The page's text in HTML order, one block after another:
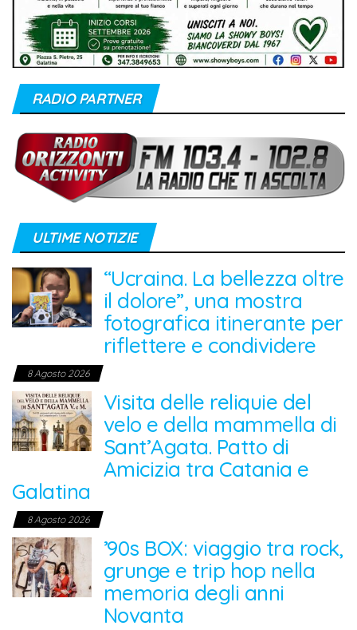
RADIO PARTNER
ULTIME NOTIZIE
“Ucraina. La bellezza oltre
il dolore”, una mostra
fotografica itinerante per
riflettere e condividere
8 Agosto 2026
Visita delle reliquie del
velo e della mammella di
Sant’Agata. Patto di
Amicizia tra Catania e
Galatina
8 Agosto 2026
’90s BOX: viaggio tra rock,
grunge e trip hop nella
memoria degli anni
Novanta